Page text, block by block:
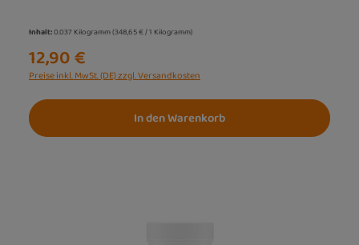
Inhalt:0.037 Kilogramm(348,65 € / 1 Kilogramm)
12,90 €
Preise inkl. MwSt. (DE) zzgl. Versandkosten
In den Warenkorb